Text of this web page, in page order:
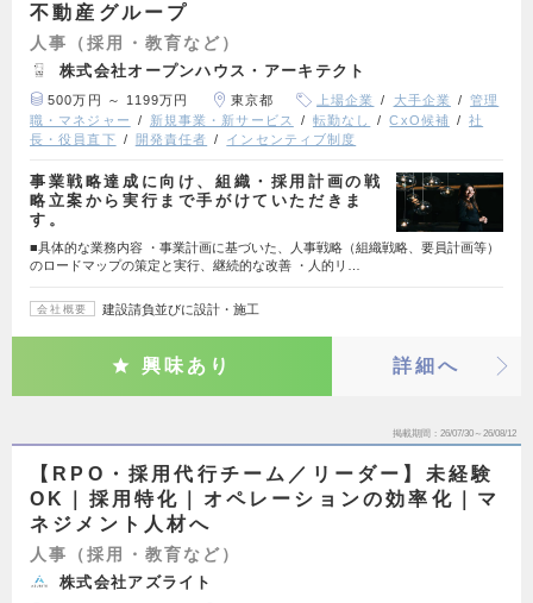
不動産グループ
人事（採用・教育など）
株式会社オープンハウス・アーキテクト
500万円 ～ 1199万円 東京都 上場企業 大手企業
管理
職・マネジャー
新規事業・新サービス 転勤なし CxO候補
社
長・役員直下
開発責任者 インセンティブ制度
事業戦略達成に向け、組織・採用計画の戦
略立案から実行まで手がけていただきま
す。
■具体的な業務内容 ・事業計画に基づいた、人事戦略（組織戦略、要員計画等）
のロードマップの策定と実行、継続的な改善 ・人的リ…
会社概要 建設請負並びに設計・施工
興味あり 詳細へ
掲載期間 26/07/30～26/08/12
【RPO・採用代行チーム／リーダー】未経験
OK｜採用特化｜オペレーションの効率化｜マ
ネジメント人材へ
人事（採用・教育など）
株式会社アズライト